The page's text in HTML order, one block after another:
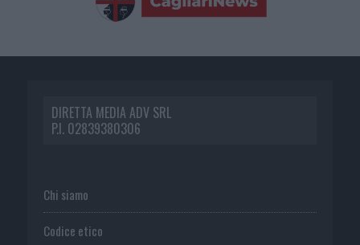
DIRETTA MEDIA ADV SRL
P.I. 02839380306
Chi siamo
Codice etico